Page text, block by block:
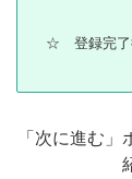
☆ 登録完了
「次に進む